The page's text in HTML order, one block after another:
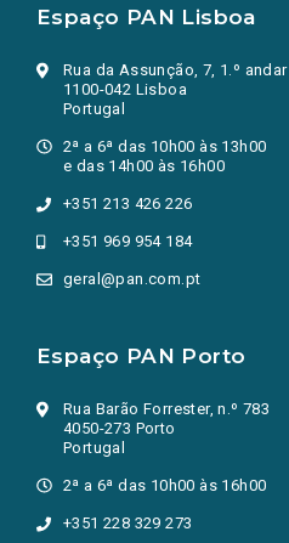
Espaço PAN Lisboa
Rua da Assunção, 7, 1.º andar
1100-042 Lisboa
Portugal
2ª a 6ª das 10h00 às 13h00
e das 14h00 às 16h00
+351 213 426 226
+351 969 954 184
geral@pan.com.pt
Espaço PAN Porto
Rua Barão Forrester, n.º 783
4050-273 Porto
Portugal
2ª a 6ª das 10h00 às 16h00
+351 228 329 273